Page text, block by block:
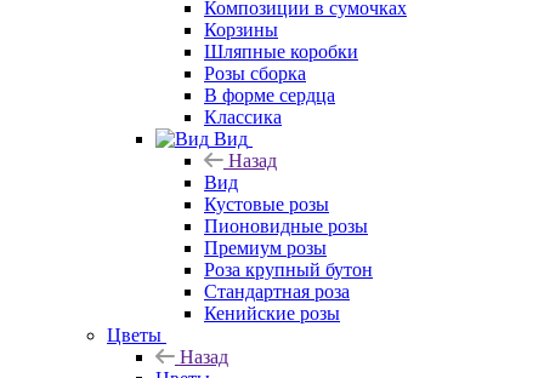
Композиции в сумочках
Корзины
Шляпные коробки
Розы сборка
В форме сердца
Классика
Вид
Назад
Вид
Кустовые розы
Пионовидные розы
Премиум розы
Роза крупный бутон
Стандартная роза
Кенийские розы
Цветы
Назад